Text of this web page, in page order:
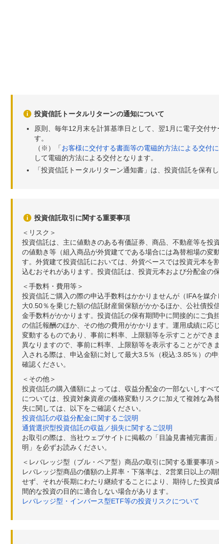
投資信託トータルリターンの通知について
原則、毎年12月末を計算基準日として、翌1月に電子交付
す。
（※）「お客様に交付する書面等の電磁的方法による交付
して電磁的方法による交付となります。
「投資信託トータルリターン通知書」は、投資信託を保有
投資信託取引に関する重要事項
＜リスク＞
投資信託は、主に値動きのある有価証券、商品、不動産等を
の値動き等（組入商品が外貨建てである場合には為替相場の
す。外貨建て投資信託においては、外貨ベースでは投資元本
込むおそれがあります。投資信託は、投資元本および分配金の
＜手数料・費用等＞
投資信託ご購入の際の申込手数料はかかりませんが（IFAを媒
大0.50％を乗じた額の信託財産留保額がかかるほか、公社債
金手数料がかかります。投資信託の保有期間中に間接的にご
の信託報酬のほか、その他の費用がかかります。運用成績に
変動するものであり、事前に料率、上限額等を示すことがで
異なりますので、事前に料率、上限額等を表示することがで
入される際は、申込金額に対して最大3.5％（税込:3.85％）の
確認ください。
＜その他＞
投資信託の購入価額によっては、収益分配金の一部ないしす
については、投資対象資産の価格変動リスクに加えて複雑な
失に関しては、以下をご確認ください。
投資信託の収益分配金に関するご説明
通貨選択型投資信託の収益／損失に関するご説明
お取引の際は、当社ウェブサイトに掲載の「目論見書補完書
明」を必ずお読みください。
＜レバレッジ型（ブル・ベア型）商品の取引に関する重要事項
レバレッジ型商品の価額の上昇率・下落率は、2営業日以上の
せず、それが長期にわたり継続することにより、期待した投
間的な投資の目的に適合しない場合があります。
レバレッジ型・インバース型ETF等の投資リスクについて